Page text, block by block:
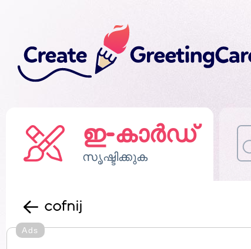
ഇ-കാർഡ്
സൃഷ്ടിക്കുക
cofnij
Ads